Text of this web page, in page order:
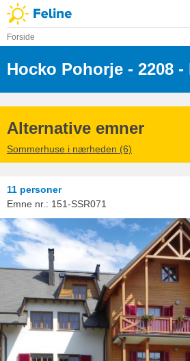
Forside
Hocko Pohorje
-
- 2208 -
Alternative emner
Sommerhuse i nærheden (6)
11 personer
Emne nr.: 151-SSR071